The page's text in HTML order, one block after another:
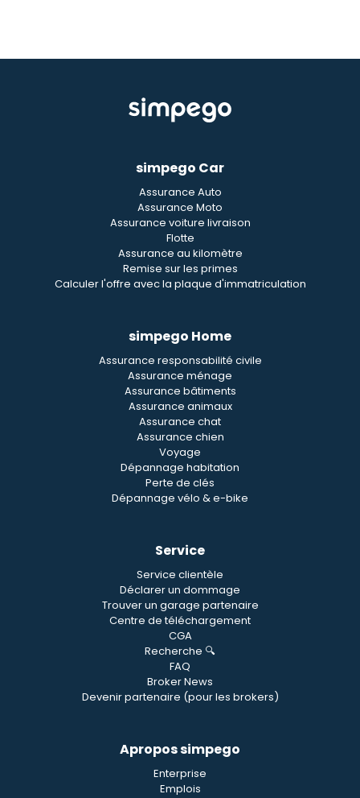
simpego Car
Assurance Auto
Assurance Moto
Assurance voiture livraison
Flotte
Assurance au kilomètre
Remise sur les primes
Calculer l'offre avec la plaque d'immatriculation
simpego Home
Assurance responsabilité civile
Assurance ménage
Assurance bâtiments
Assurance animaux
Assurance chat
Assurance chien
Voyage
Dépannage habitation
Perte de clés
Dépannage vélo & e-bike
Service
Service clientèle
Déclarer un dommage
Trouver un garage partenaire
Centre de téléchargement
CGA
Recherche 🔍
FAQ
Broker News
Devenir partenaire (pour les brokers)
Apropos simpego
Enterprise
Emplois